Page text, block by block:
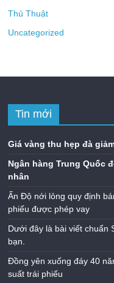
Thủ Thuật
Uncategorized
Tin mới
Giá vàng thu hẹp đà
Ngân hàng Trung Quốc
nhân
Ấn Độ nới lỏng quy định
phiếu được phép vay
Dưới đây là bài viết chuẩn
bạn.
Đồng yên xuống đáy 40
suất trái phiếu